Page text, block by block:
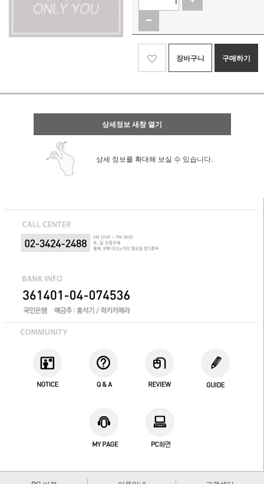
장바구니 구매하기
상세정보 새창 열기
상세 정보를 확대해 보실 수 있습니다.